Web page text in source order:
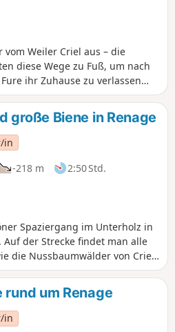
vom Weiler Criel aus – die
diese Wege zu Fuß, um nach
ihr Zuhause zu verlassen
Man kann die historischen
verschiedenen Epochen der
industriellen Nutzung der Ufer
große Biene in Renage
in
-218 m
2:50 Std.
Spaziergang im Unterholz in
Auf der Strecke findet man alle
die Nussbaumwälder von Criel.
sich ein Panoramablick auf die
Chartreuse.Auf dem Rückweg
mit Fotos im
Der Rückweg führt
Soierie mit seinen
rund um Renage
in